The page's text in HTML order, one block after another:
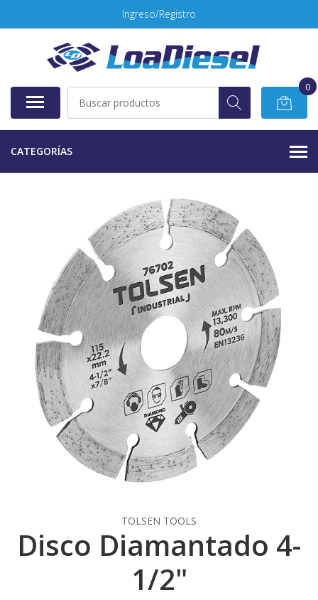
Ingreso/Registro
0
CATEGORÍAS
TOLSEN TOOLS
Disco Diamantado 4-
1/2"